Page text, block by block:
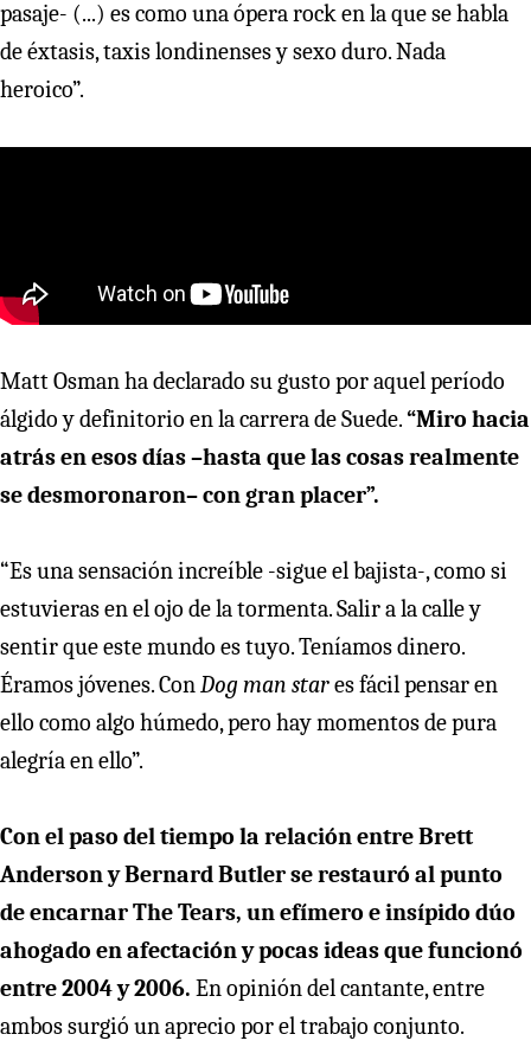
pasaje- (...) es como una ópera rock en la que se habla
de éxtasis, taxis londinenses y sexo duro. Nada
heroico”.
Matt Osman ha declarado su gusto por aquel período
álgido y definitorio en la carrera de Suede.“Miro hacia
atrás en esos días –hasta que las cosas realmente
se desmoronaron– con gran placer”.
“Es una sensación increíble -sigue el bajista-, como si
estuvieras en el ojo de la tormenta. Salir a la calle y
sentir que este mundo es tuyo. Teníamos dinero.
Éramos jóvenes. ConDog man stares fácil pensar en
ello como algo húmedo, pero hay momentos de pura
alegría en ello”.
Con el paso del tiempo la relación entre Brett
Anderson y Bernard Butler se restauró al punto
de encarnar The Tears, un efímero e insípido dúo
ahogado en afectación y pocas ideas que funcionó
entre 2004 y 2006. En opinión del cantante, entre
ambos surgió un aprecio por el trabajo conjunto.